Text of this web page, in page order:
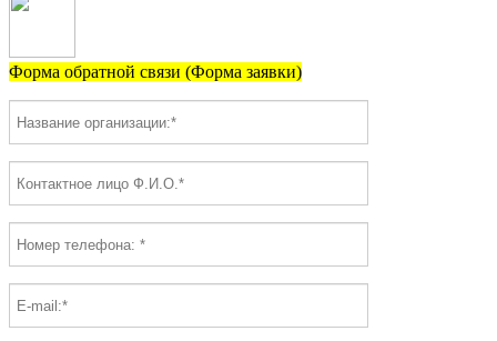
Форма обратной связи (Форма заявки)